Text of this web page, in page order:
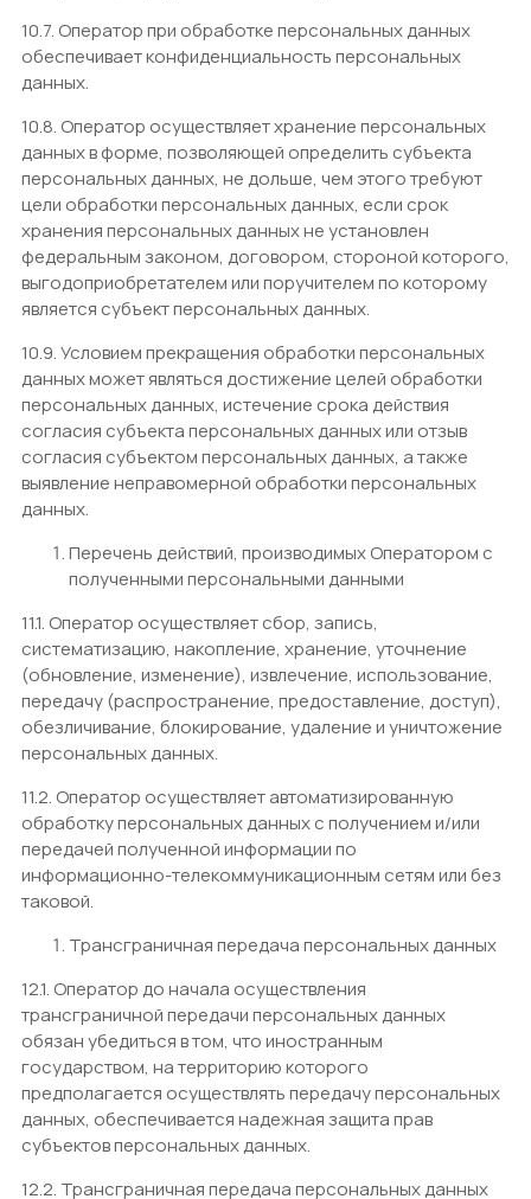
10.7. Оператор при обработке персональных данных
обеспечивает конфиденциальность персональных
данных.
10.8. Оператор осуществляет хранение персональных
данных в форме, позволяющей определить субъекта
персональных данных, не дольше, чем этого требуют
цели обработки персональных данных, если срок
хранения персональных данных не установлен
федеральным законом, договором, стороной которого,
выгодоприобретателем или поручителем по которому
является субъект персональных данных.
10.9. Условием прекращения обработки персональных
данных может являться достижение целей обработки
персональных данных, истечение срока действия
согласия субъекта персональных данных или отзыв
согласия субъектом персональных данных, а также
выявление неправомерной обработки персональных
данных.
Перечень действий, производимых Оператором с
полученными персональными данными
11.1. Оператор осуществляет сбор, запись,
систематизацию, накопление, хранение, уточнение
(обновление, изменение), извлечение, использование,
передачу (распространение, предоставление, доступ),
обезличивание, блокирование, удаление и уничтожение
персональных данных.
11.2. Оператор осуществляет автоматизированную
обработку персональных данных с получением и/или
передачей полученной информации по
информационно-телекоммуникационным сетям или без
таковой.
Трансграничная передача персональных данных
12.1. Оператор до начала осуществления
трансграничной передачи персональных данных
обязан убедиться в том, что иностранным
государством, на территорию которого
предполагается осуществлять передачу персональных
данных, обеспечивается надежная защита прав
субъектов персональных данных.
12.2. Трансграничная передача персональных данных